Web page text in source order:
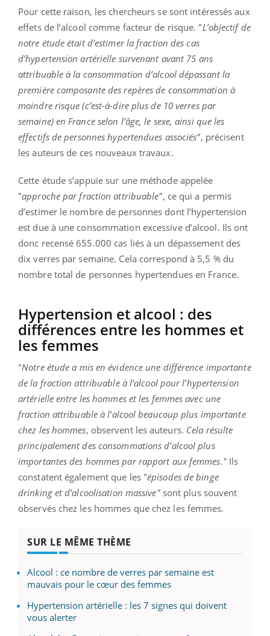
Pour cette raison, les chercheurs se sont intéressés aux
effets de l’alcool comme facteur de risque. "L’objectif de
notre étude était d’estimer la fraction des cas
d’hypertension artérielle survenant avant 75 ans
attribuable à la consommation d’alcool dépassant la
première composante des repères de consommation à
moindre risque (c’est-à-dire plus de 10 verres par
semaine) en France selon l’âge, le sexe, ainsi que les
effectifs de personnes hypertendues associés", précisent
les auteurs de ces nouveaux travaux.
Cette étude s’appuie sur une méthode appelée
"approche par fraction attribuable", ce qui a permis
d’estimer le nombre de personnes dont l’hypertension
est due à une consommation excessive d’alcool. Ils ont
donc recensé 655.000 cas liés à un dépassement des
dix verres par semaine. Cela correspond à 5,5 % du
nombre total de personnes hypertendues en France.
Hypertension et alcool : des
différences entre les hommes et
les femmes
"Notre étude a mis en évidence une différence importante
de la fraction attribuable à l’alcool pour l’hypertension
artérielle entre les hommes et les femmes avec une
fraction attribuable à l’alcool beaucoup plus importante
chez les hommes, observent les auteurs. Cela résulte
principalement des consommations d’alcool plus
importantes des hommes par rapport aux femmes." Ils
constatent également que les "épisodes de binge
drinking et d’alcoolisation massive"sont plus souvent
observés chez les hommes que chez les femmes.
SUR LE MÊME THÈME
Alcool : ce nombre de verres par semaine est
mauvais pour le cœur des femmes
Hypertension artérielle : les 7 signes qui doivent
vous alerter